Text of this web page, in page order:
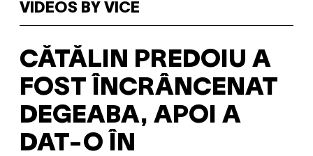
VIDEOS BY VICE
CĂTĂLIN PREDOIU A
FOST ÎNCRÂNCENAT
DEGEABA, APOI A
DAT-O ÎN